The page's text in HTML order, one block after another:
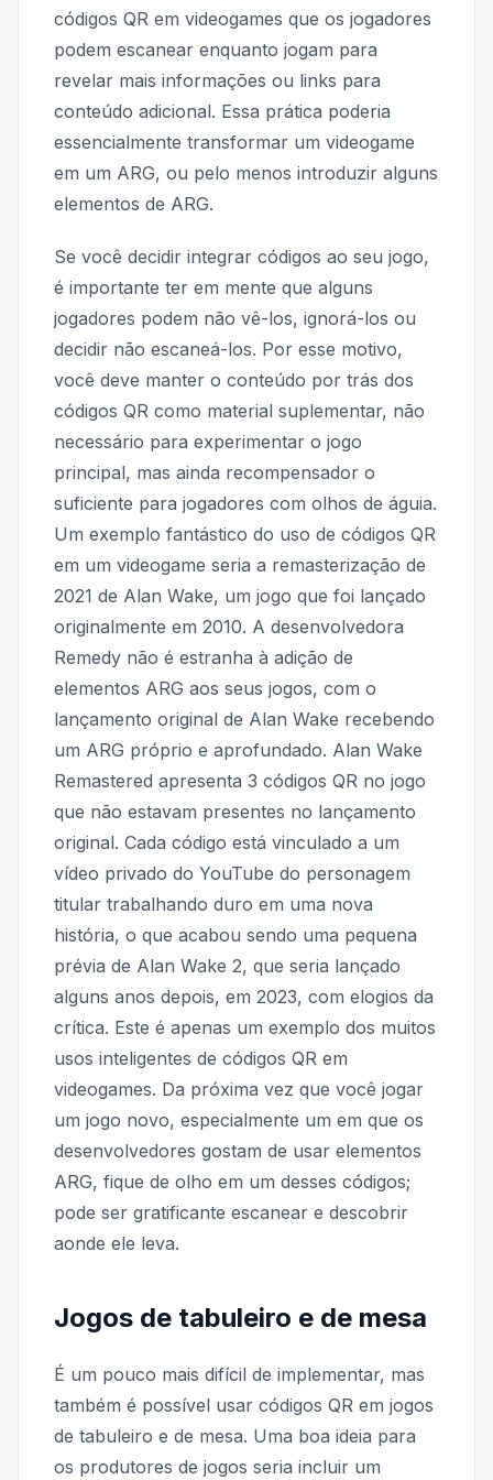
códigos QR em videogames que os jogadores
podem escanear enquanto jogam para
revelar mais informações ou links para
conteúdo adicional. Essa prática poderia
essencialmente transformar um videogame
em um ARG, ou pelo menos introduzir alguns
elementos de ARG.
Se você decidir integrar códigos ao seu jogo,
é importante ter em mente que alguns
jogadores podem não vê-los, ignorá-los ou
decidir não escaneá-los. Por esse motivo,
você deve manter o conteúdo por trás dos
códigos QR como material suplementar, não
necessário para experimentar o jogo
principal, mas ainda recompensador o
suficiente para jogadores com olhos de águia.
Um exemplo fantástico do uso de códigos QR
em um videogame seria a remasterização de
2021 de Alan Wake, um jogo que foi lançado
originalmente em 2010. A desenvolvedora
Remedy não é estranha à adição de
elementos ARG aos seus jogos, com o
lançamento original de Alan Wake recebendo
um ARG próprio e aprofundado. Alan Wake
Remastered apresenta 3 códigos QR no jogo
que não estavam presentes no lançamento
original. Cada código está vinculado a um
vídeo privado do YouTube do personagem
titular trabalhando duro em uma nova
história, o que acabou sendo uma pequena
prévia de Alan Wake 2, que seria lançado
alguns anos depois, em 2023, com elogios da
crítica. Este é apenas um exemplo dos muitos
usos inteligentes de códigos QR em
videogames. Da próxima vez que você jogar
um jogo novo, especialmente um em que os
desenvolvedores gostam de usar elementos
ARG, fique de olho em um desses códigos;
pode ser gratificante escanear e descobrir
aonde ele leva.
Jogos de tabuleiro e de mesa
É um pouco mais difícil de implementar, mas
também é possível usar códigos QR em jogos
de tabuleiro e de mesa. Uma boa ideia para
os produtores de jogos seria incluir um